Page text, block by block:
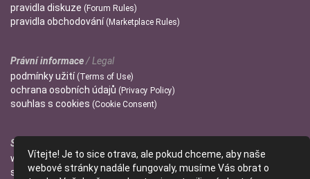
pravidla diskuze (Forum Rules)
pravidla obchodování (Marketplace Rules)
Právní informace/ Legal
podmínkyužití (Terms of Use)
ochrana osobních údajů (Privacy Policy)
souhlas s cookies (Cookie Consent)
Správci
wendulka
slniecko
Vítejte! Je to sice otrava, ale pokud chceme, aby naše
webové stránky nadále fungovaly, musíme Vás obrat o